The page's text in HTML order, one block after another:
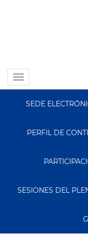
Toggle
navigation
Segundo
Menu
SEDE
PERFIL DE
SESIONES DEL